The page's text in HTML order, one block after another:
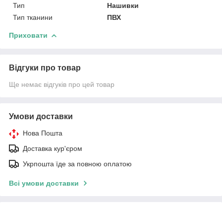
Тип
Нашивки
Тип тканини
ПВХ
Приховати
Відгуки про товар
Ще немає відгуків про цей товар
Умови доставки
Нова Пошта
Доставка кур'єром
Укрпошта їде за повною оплатою
Всі умови доставки